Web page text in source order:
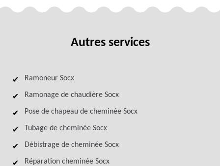
Autres services
Ramoneur Socx
Ramonage de chaudière Socx
Pose de chapeau de cheminée Socx
Tubage de cheminée Socx
Débistrage de cheminée Socx
Réparation cheminée Socx